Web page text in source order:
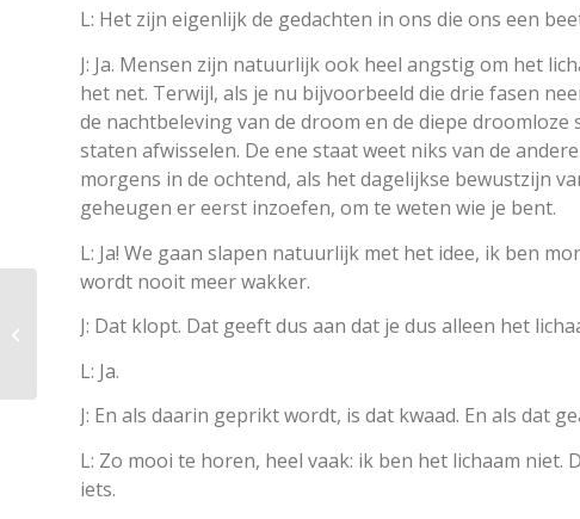
L: Het zijn eigenlijk de gedachten in ons die ons een
J: Ja. Mensen zijn natuurlijk ook heel angstig om het
het net. Terwijl, als je nu bijvoorbeeld die drie fasen
de nachtbeleving van de droom en de diepe
staten afwisselen. De ene staat weet niks van de
morgens in de ochtend, als het dagelijkse bewustzijn
geheugen er eerst inzoefen, om te weten wie je bent.
L: Ja! We gaan slapen natuurlijk met het idee, ik ben
wordt nooit meer wakker.
J: Dat klopt. Dat geeft dus aan dat je dus alleen het
L: Ja.
J: En als daarin geprikt wordt, is dat kwaad. En als dat
L: Zo mooi te horen, heel vaak: ik ben het lichaam
iets.
niet ervaren en ook de